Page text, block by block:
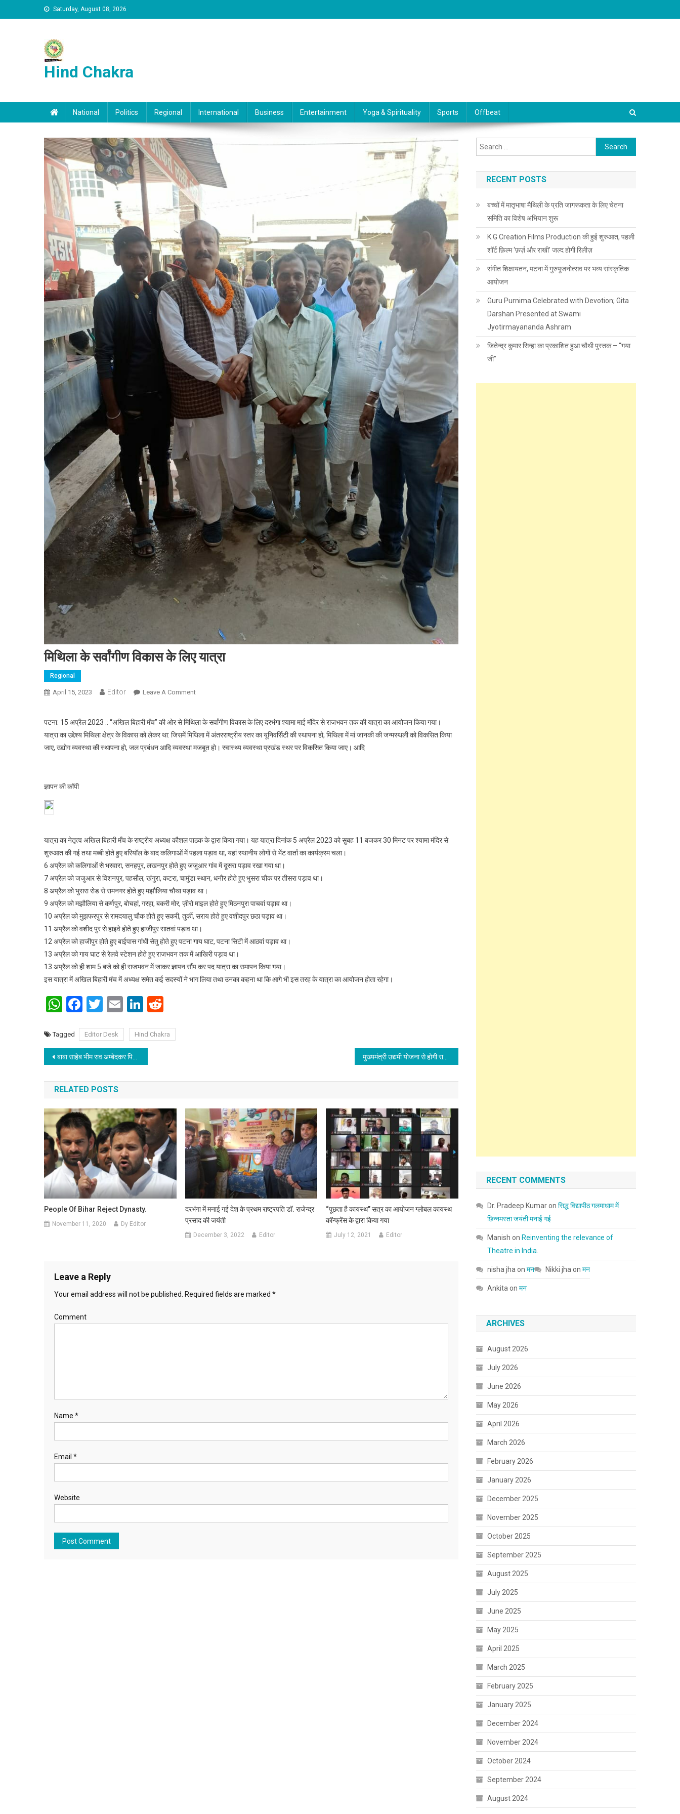
Skip to content Saturday, August 08, 2026
Hind Chakra
National Politics Regional International Business Entertainment Yoga & Spirituality Sports Offbeat
मिथिला के सर्वांगीण विकास के लिए यात्रा
Regional
April 15, 2023 Editor Leave A Comment
पटना: 15 अप्रैल 2023 :: “अखिल बिहारी मँच” की ओर से मिथिला के सर्वांगीण विकास के लिए दरभंगा श्यामा माई मंदिर से राजभवन तक की यात्रा का आयोजन किया गया।
यात्रा का उद्देश्य मिथिला क्षेत्र के विकास को लेकर था: जिसमें मिथिला में अंतरराष्ट्रीय स्तर का यूनिवर्सिटी की स्थापना हो, मिथिला में मां जानकी की जन्मस्थली को विकसित किया
जाए, उद्योग व्यवस्था की स्थापना हो, जल प्रबंधन आदि व्यवस्था मजबूत हो। स्वास्थ्य व्यवस्था प्रखंड स्थर पर विकसित किया जाए। आदि
ज्ञापन की कॉपी
यात्रा का नेतृत्व अखिल बिहारी मँच के राष्ट्रीय अध्यक्ष कौशल पाठक के द्वारा किया गया। यह यात्रा दिनांक 5 अप्रैल 2023 को सुबह 11 बजकर 30 मिनट पर श्यामा मंदिर से
शुरुआत की गई तथा मब्बी होते हुए बरियॉल के बाद कलिगाओं में पहला पड़ाव था, यहां स्थानीय लोगों से भेंट वार्ता का कार्यक्रम चला।
6 अप्रैल को कलिगाओं से भरवारा, सनहपुर, लखनपुर होते हुए जजुआर गांव में दूसरा पड़ाव रखा गया था।
7 अप्रैल को जजुआर से विशनपुर, पहसौल, खंगुरा, कटरा, चामुंडा स्थान, धनौर होते हुए भुसरा चौक पर तीसरा पड़ाव था।
8 अप्रैल को भुसरा रोड से रामनगर होते हुए मझौलिया चौथा पड़ाव था।
9 अप्रैल को मझौलिया से कर्णपुर, बोचहां, गरहा, बकरी मोर, ज़ीरो माइल होते हुए मिठनपुरा पाचवां पड़ाव था।
10 अप्रैल को मुझफरपुर से रामदयालु चौक होते हुए सकरी, तुर्की, सराय होते हुए वशीदपुर छठा पड़ाव था।
11 अप्रैल को वशीद पुर से हाइवे होते हुए हाजीपुर सातवां पड़ाव था।
12 अप्रैल को हाजीपुर होते हुए बाईपास गांधी सेतु होते हुए पटना गाय घाट, पटना सिटी में आठवां पड़ाव था।
13 अप्रैल को गाय घाट से रेलवे स्टेशन होते हुए राजभवन तक में आखिरी पड़ाव था।
13 अप्रैल को ही शाम 5 बजे को ही राजभवन में जाकर ज्ञापन सौंप कर पद यात्रा का समापन किया गया।
इस यात्रा में अखिल बिहारी मंच में अध्यक्ष समेत कई सदस्यों ने भाग लिया तथा उनका कहना था कि आगे भी इस तरह के यात्रा का आयोजन होता रहेगा।
WhatsApp
Facebook
Twitter
EmailLinkedIn
Tagged Editor Desk Hind Chakra
Post navigation
बाबा साहेब भीम राव अम्बेदकर पिछड़ी जाति के मसीहा थे मुख्यमंत्री उद्यमी योजना से होगी राज्य में औद्योगिक क्रांति : समीर महासेठ
RELATED POSTS
People Of Bihar Reject Dynasty.
November 11, 2020 Dy Editor
दरभंगा में मनाई गई देश के प्रथम राष्ट्रपति डॉ. राजेन्द्र
प्रसाद की जयंती
December 3, 2022 Editor
“पूछता है कायस्थ” सत्र का आयोजन ग्लोबल कायस्थ
कॉन्फ्रेंस के द्वारा किया गया
July 12, 2021 Editor
Leave a Reply
Your email address will not be published. Required fields are marked *
Comment
Name *
Email *
Website
Search for:
RECENT POSTS
बच्चों में मातृभाषा मैथिली के प्रति जागरूकता के लिए चेतना
समिति का विशेष अभियान शुरू
K.G Creation Films Production की हुई शुरुआत, पहली
शॉर्ट फ़िल्म ‘फ़र्ज़ और राखी’ जल्द होगी रिलीज़
संगीत शिक्षायतन, पटना में गुरुपूजनोत्सव पर भव्य सांस्कृतिक
आयोजन
Guru Purnima Celebrated with Devotion; Gita
Darshan Presented at Swami
Jyotirmayananda Ashram
जितेन्द्र कुमार सिन्हा का प्रकाशित हुआ चौथी पुस्तक – “गया
जी”
RECENT COMMENTS
Dr. Pradeep Kumaronसिद्ध विद्यापीठ गलमाधाम में
छिन्नमस्ता जयंती मनाई गई
Manish on Reinventing the relevance of
Theatre in India.
nisha jha onमन Nikki jha onमन
Ankita onमन
ARCHIVES
August 2026
July 2026
June 2026
May 2026
April 2026
March 2026
February 2026
January 2026
December 2025
November 2025
October 2025
September 2025
August 2025
July 2025
June 2025
May 2025
April 2025
March 2025
February 2025
January 2025
December 2024
November 2024
October 2024
September 2024
August 2024